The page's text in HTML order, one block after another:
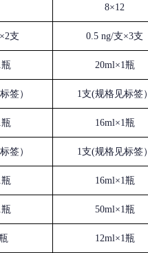
8×12
支 0.5 ng/支×3支
20ml×1瓶
签） 1支(规格见标签）
16ml×1瓶
签） 1支(规格见标签）
16ml×1瓶
50ml×1瓶
12ml×1瓶